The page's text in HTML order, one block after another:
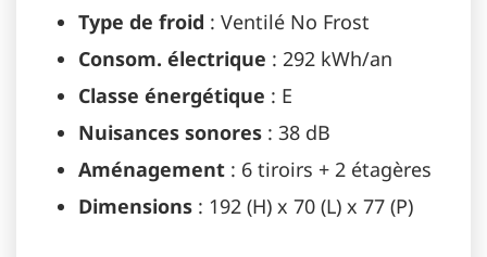
Type de froid : Ventilé No Frost
Consom. électrique : 292 kWh/an
Classe énergétique : E
Nuisances sonores: 38 dB
Aménagement: 6 tiroirs + 2 étagères
Dimensions: 192 (H) x 70 (L) x 77 (P)